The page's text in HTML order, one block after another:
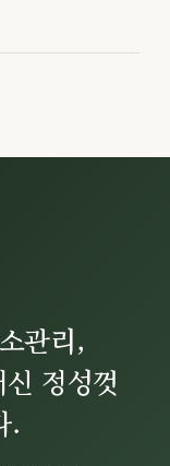
관리,
정성껏
.